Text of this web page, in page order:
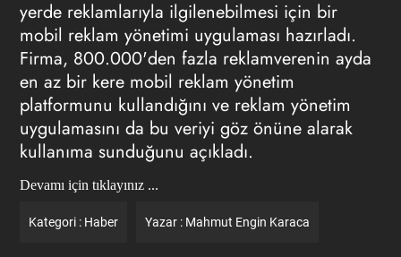
yerde reklamlarıyla ilgilenebilmesi için bir
mobil reklam yönetimi uygulaması hazırladı.
Firma, 800.000'den fazla reklamverenin ayda
en az bir kere mobil reklam yönetim
platformunu kullandığını ve reklam yönetim
uygulamasını da bu veriyi göz önüne alarak
kullanıma sunduğunu açıkladı.
Devamı için tıklayınız ...
Kategori : Haber Yazar : Mahmut Engin Karaca